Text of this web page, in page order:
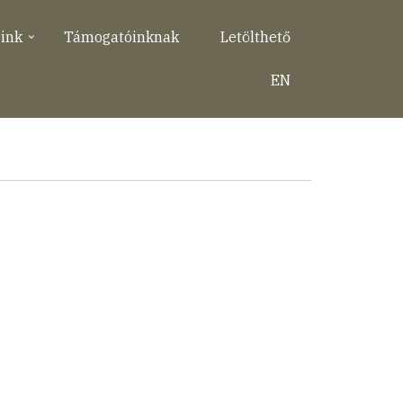
Támogatóinknak Letölthető
EN